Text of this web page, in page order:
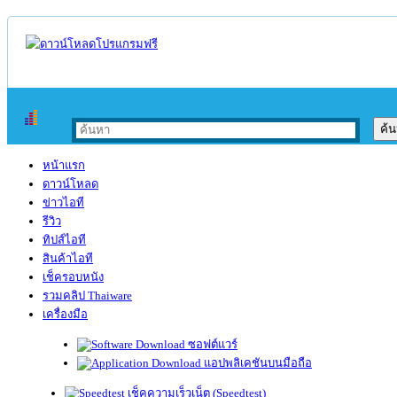
หน้าแรก
ดาวน์โหลด
ข่าวไอที
รีวิว
ทิปส์ไอที
สินค้าไอที
เช็ครอบหนัง
รวมคลิป Thaiware
เครื่องมือ
ซอฟต์แวร์
แอปพลิเคชันบนมือถือ
เช็คความเร็วเน็ต (Speedtest)